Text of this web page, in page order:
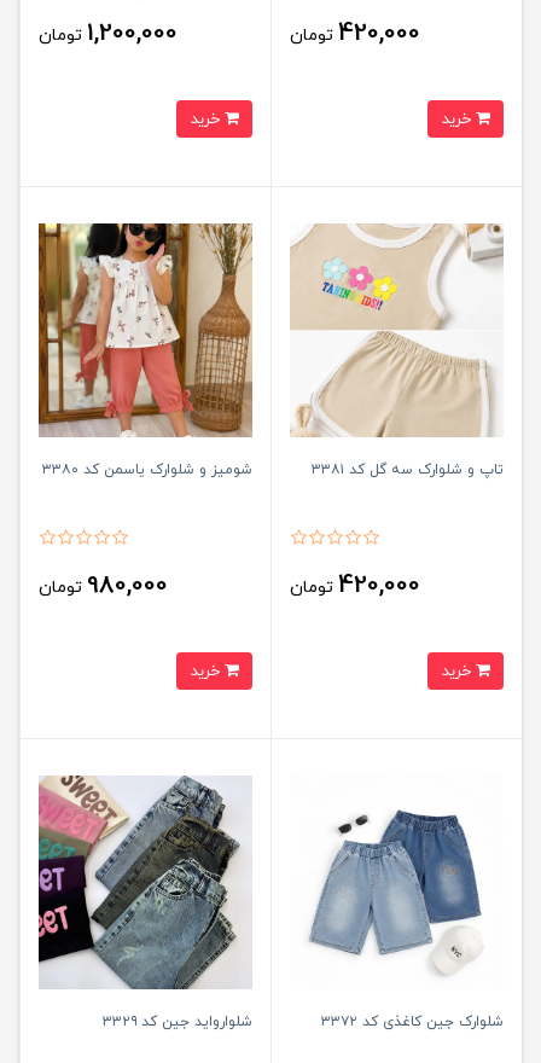
420,000 تومان 1,200,000 تومان
تاپ و شلوارک سه گل کد ۳۳۸۱
420,000 تومان
شومیز و شلوارک یاسمن کد ۳۳۸۰
980,000 تومان
شلوارک جین کاغذی کد ۳۳۷۲ شلوارواید جین کد ۳۳۲۹